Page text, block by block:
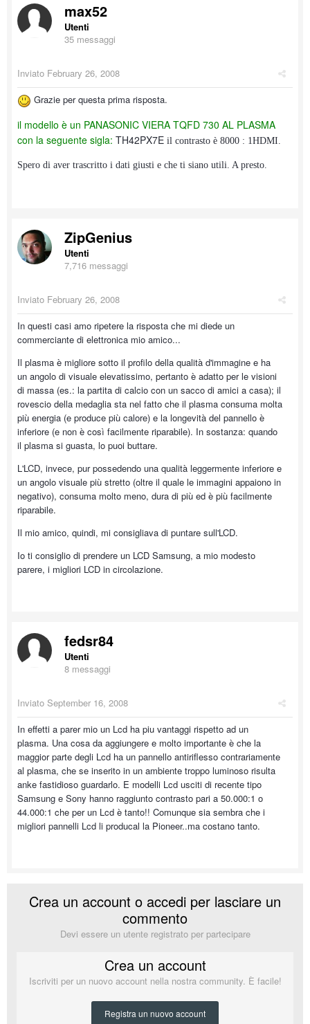
max52
Utenti
35 messaggi
Inviato February 26, 2008
Grazie per questa prima risposta.
il modello è un PANASONIC VIERA TQFD 730 AL PLASMA
con la seguente sigla: TH42PX7E il contrasto è 8000 : 1HDMI.
Spero di aver trascritto i dati giusti e che ti siano utili. A presto.
ZipGenius
Utenti
7,716 messaggi
Inviato February 26, 2008
In questi casi amo ripetere la risposta che mi diede un
commerciante di elettronica mio amico...
Il plasma è migliore sotto il profilo della qualità d'immagine e ha
un angolo di visuale elevatissimo, pertanto è adatto per le visioni
di massa (es.: la partita di calcio con un sacco di amici a casa); il
rovescio della medaglia sta nel fatto che il plasma consuma molta
più energia (e produce più calore) e la longevità del pannello è
inferiore (e non è così facilmente riparabile). In sostanza: quando
il plasma si guasta, lo puoi buttare.
L'LCD, invece, pur possedendo una qualità leggermente inferiore e
un angolo visuale più stretto (oltre il quale le immagini appaiono in
negativo), consuma molto meno, dura di più ed è più facilmente
riparabile.
Il mio amico, quindi, mi consigliava di puntare sull'LCD.
Io ti consiglio di prendere un LCD Samsung, a mio modesto
parere, i migliori LCD in circolazione.
fedsr84
Utenti
8 messaggi
Inviato September 16, 2008
In effetti a parer mio un Lcd ha piu vantaggi rispetto ad un
plasma. Una cosa da aggiungere e molto importante è che la
maggior parte degli Lcd ha un pannello antiriflesso contrariamente
al plasma, che se inserito in un ambiente troppo luminoso risulta
anke fastidioso guardarlo. E modelli Lcd usciti di recente tipo
Samsung e Sony hanno raggiunto contrasto pari a 50.000:1 o
44.000:1 che per un Lcd è tanto!! Comunque sia sembra che i
migliori pannelli Lcd li producal la Pioneer..ma costano tanto.
Crea un account o accedi per lasciare un
commento
Devi essere un utente registrato per partecipare
Crea un account
Iscriviti per un nuovo account nella nostra community. È facile!
Registra un nuovo account